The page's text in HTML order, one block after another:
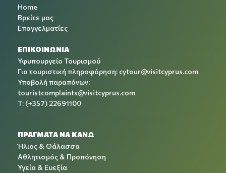
Home
Βρείτε μας
Επαγγελματίες
ΕΠΙΚΟΙΝΩΝΙΑ
Υφυπουργείο Τουρισμού
Για τουριστική πληροφόρηση: cytour@visitcyprus.com
Υποβολή παραπόνων:
touristcomplaints@visitcyprus.com
T: (+357) 22691100
ΠΡΑΓΜΑΤΑ ΝΑ ΚΑΝΩ
Ήλιος & Θάλασσα
Αθλητισμός & Προπόνηση
Υγεία & Ευεξία